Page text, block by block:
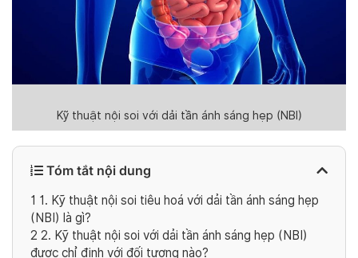
Kỹ thuật nội soi với dải tần ánh sáng hẹp (NBI)
Tóm tắt nội dung
1 1. Kỹ thuật nội soi tiêu hoá với dải tần ánh sáng hẹp
(NBI) là gì?
2 2. Kỹ thuật nội soi với dải tần ánh sáng hẹp (NBI)
được chỉ định với đối tượng nào?